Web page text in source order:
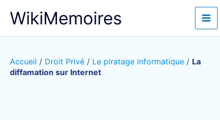
WikiMemoires
Accueil / Droit Privé / Le piratage informatique / La
diffamation sur Internet